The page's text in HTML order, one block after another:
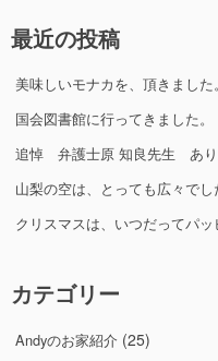
最近の投稿
美味しいモナカを、頂きました。
国会図書館に行ってきました。
追悼 弁護士原 知良先生 あり
山梨の空は、とっても広々でし
クリスマスは、いつだってパッ
カテゴリー
Andyのお家紹介 (25)